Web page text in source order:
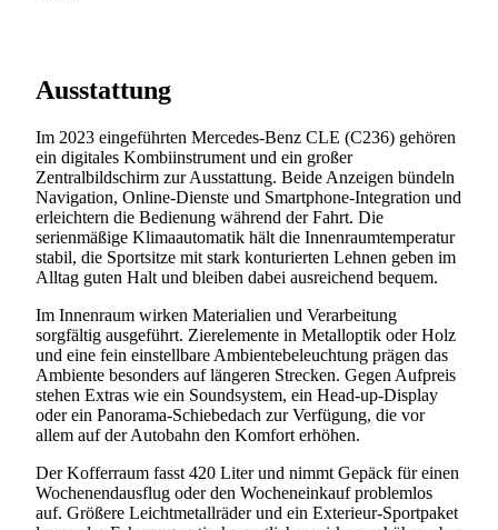
Ausstattung
Im 2023 eingeführten Mercedes-Benz CLE (C236) gehören
ein digitales Kombiinstrument und ein großer
Zentralbildschirm zur Ausstattung. Beide Anzeigen bündeln
Navigation, Online-Dienste und Smartphone-Integration und
erleichtern die Bedienung während der Fahrt. Die
serienmäßige Klimaautomatik hält die Innenraumtemperatur
stabil, die Sportsitze mit stark konturierten Lehnen geben im
Alltag guten Halt und bleiben dabei ausreichend bequem.
Im Innenraum wirken Materialien und Verarbeitung
sorgfältig ausgeführt. Zierelemente in Metalloptik oder Holz
und eine fein einstellbare Ambientebeleuchtung prägen das
Ambiente besonders auf längeren Strecken. Gegen Aufpreis
stehen Extras wie ein Soundsystem, ein Head-up-Display
oder ein Panorama-Schiebedach zur Verfügung, die vor
allem auf der Autobahn den Komfort erhöhen.
Der Kofferraum fasst 420 Liter und nimmt Gepäck für einen
Wochenendausflug oder den Wocheneinkauf problemlos
auf. Größere Leichtmetallräder und ein Exterieur-Sportpaket